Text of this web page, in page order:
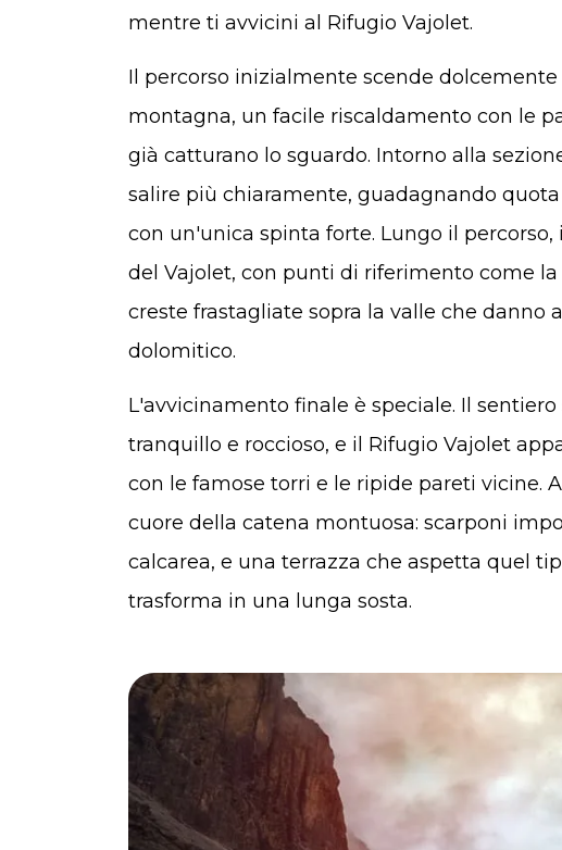
mentre ti avvicini al Rifugio Vajolet.
Il percorso inizialmente scende
montagna, un facile riscaldamento con le
già catturano lo sguardo. Intorno alla
salire più chiaramente, guadagnando
con un'unica spinta forte. Lungo il percorso,
del Vajolet, con punti di riferimento come
creste frastagliate sopra la valle che danno
dolomitico.
L'avvicinamento finale è speciale. Il
tranquillo e roccioso, e il Rifugio Vajolet
con le famose torri e le ripide pareti vicine.
cuore della catena montuosa: scarponi
calcarea, e una terrazza che aspetta quel
trasforma in una lunga sosta.